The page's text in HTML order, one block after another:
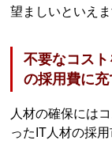
望ましいといえま
不要なコス
の採用費に充
人材の確保には
ったIT人材の採